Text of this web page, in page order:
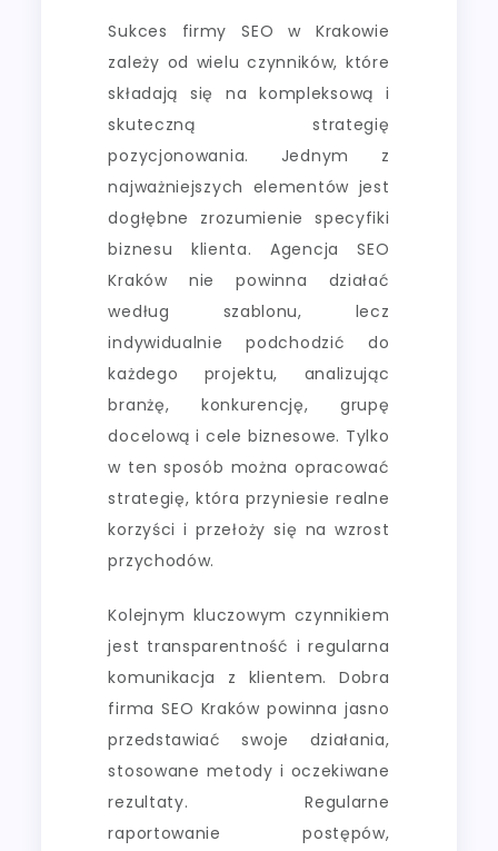
Sukces firmy SEO w Krakowie
zależy od wielu czynników, które
składają się na kompleksową i
skuteczną strategię
pozycjonowania. Jednym z
najważniejszych elementów jest
dogłębne zrozumienie specyfiki
biznesu klienta. Agencja SEO
Kraków nie powinna działać
według szablonu, lecz
indywidualnie podchodzić do
każdego projektu, analizując
branżę, konkurencję, grupę
docelową i cele biznesowe. Tylko
w ten sposób można opracować
strategię, która przyniesie realne
korzyści i przełoży się na wzrost
przychodów.
Kolejnym kluczowym czynnikiem
jest transparentność i regularna
komunikacja z klientem. Dobra
firma SEO Kraków powinna jasno
przedstawiać swoje działania,
stosowane metody i oczekiwane
rezultaty. Regularne
raportowanie postępów,